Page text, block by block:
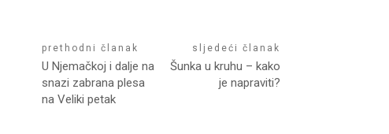
prethodni članak
U Njemačkoj i dalje na
snazi zabrana plesa
na Veliki petak
sljedeći članak
Šunka u kruhu – kako
je napraviti?